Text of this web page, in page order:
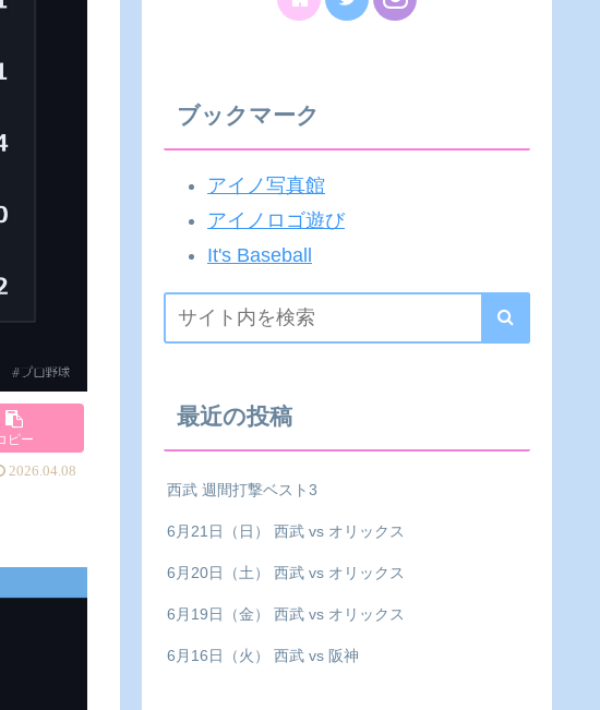
ピー
2026.04.08
ブックマーク
アイノ写真館
アイノロゴ遊び
It's Baseball
最近の投稿
西武 週間打撃ベスト3
6月21日（日） 西武 vs オリックス
6月20日（土） 西武 vs オリックス
6月19日（金） 西武 vs オリックス
6月16日（火） 西武 vs 阪神